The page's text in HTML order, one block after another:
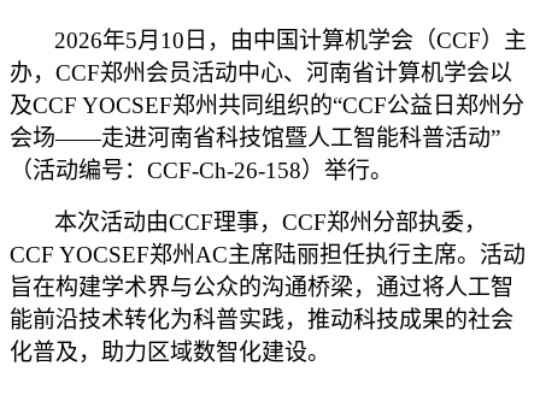
2026年5月10日，由中国计算机学会（CCF）主
办，CCF郑州 会员活动中心、河南省计算机学会以
及CCF YOCSEF郑州共同 组织的“CCF公益日郑州分
会场——走进河南省科技馆暨人工智能科普活动”
（活动编号： CCF-Ch-26-158） 举行。
本次活动由CCF理事， CCF郑州分部执委，
CCF YOCSEF郑州AC主席陆丽担任执行主席。活动
旨在构建学术界与公众的沟通桥梁，通过将人工智
能前沿技术转化为科普实践，推动科技成果的社会
化普及，助力区域数智化建设。